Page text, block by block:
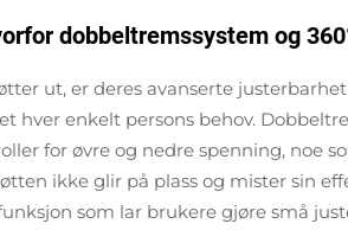
dobbeltremssystem og
ut, er deres avanserte justerbarhet
hver enkelt persons behov.
for øvre og nedre spenning, noe
ikke glir på plass og mister sin
som lar brukere gjøre små